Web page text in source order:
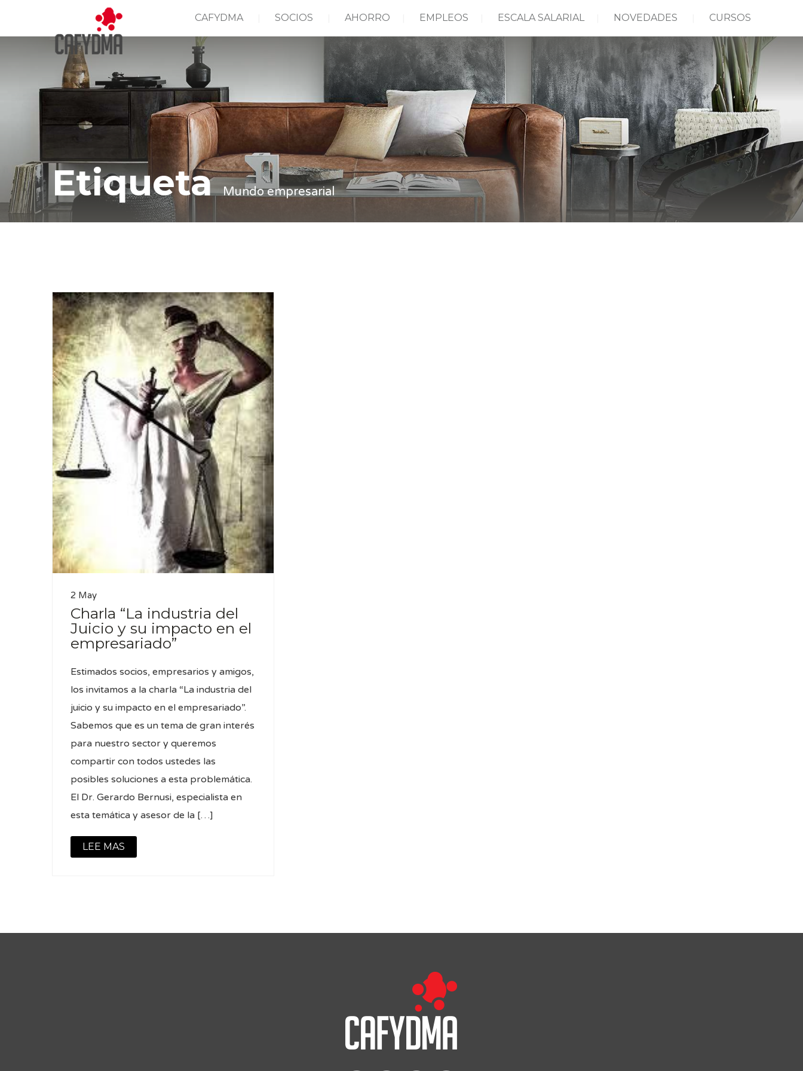
CAFYDMA SOCIOS AHORRO EMPLEOS ESCALA SALARIAL NOVEDADES CURSOS
EtiquetaMundo empresarial
2 May
Charla “La industria del
Juicio y su impacto en el
empresariado”
Estimados socios, empresarios y amigos,
los invitamos a la charla “La industria del
juicio y su impacto en el empresariado”.
Sabemos que es un tema de gran interés
para nuestro sector y queremos
compartir con todos ustedes las
posibles soluciones a esta problemática.
El Dr. Gerardo Bernusi, especialista en
esta temática y asesor de la […]
LEE MAS